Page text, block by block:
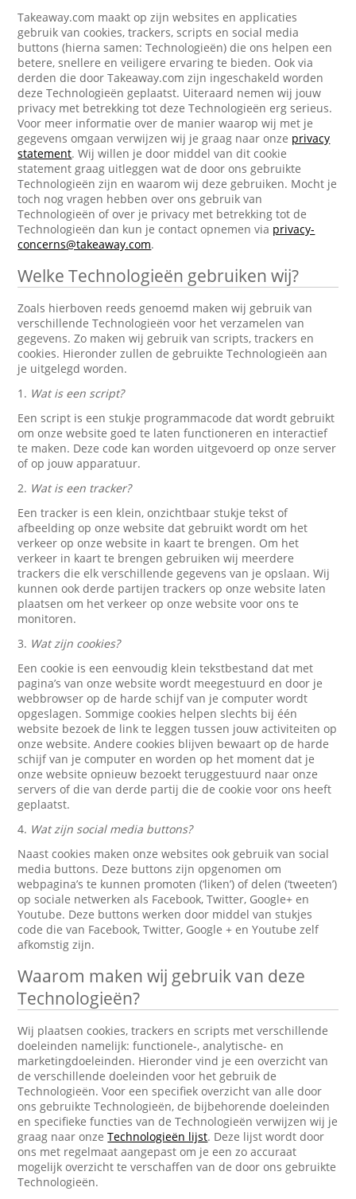
Takeaway.com maakt op zijn websites en applicaties
gebruik van cookies, trackers, scripts en social media
buttons (hierna samen: Technologieën) die ons helpen een
betere, snellere en veiligere ervaring te bieden. Ook via
derden die door Takeaway.com zijn ingeschakeld worden
deze Technologieën geplaatst. Uiteraard nemen wij jouw
privacy met betrekking tot deze Technologieën erg serieus.
Voor meer informatie over de manier waarop wij met je
gegevens omgaan verwijzen wij je graag naar onze privacy
statement. Wij willen je door middel van dit cookie
statement graag uitleggen wat de door ons gebruikte
Technologieën zijn en waarom wij deze gebruiken. Mocht je
toch nog vragen hebben over ons gebruik van
Technologieën of over je privacy met betrekking tot de
Technologieën dan kun je contact opnemen via privacy-
concerns@takeaway.com.
Welke Technologieën gebruiken wij?
Zoals hierboven reeds genoemd maken wij gebruik van
verschillende Technologieën voor het verzamelen van
gegevens. Zo maken wij gebruik van scripts, trackers en
cookies. Hieronder zullen de gebruikte Technologieën aan
je uitgelegd worden.
1. Wat is een script?
Een script is een stukje programmacode dat wordt gebruikt
om onze website goed te laten functioneren en interactief
te maken. Deze code kan worden uitgevoerd op onze server
of op jouw apparatuur.
2. Wat is een tracker?
Een tracker is een klein, onzichtbaar stukje tekst of
afbeelding op onze website dat gebruikt wordt om het
verkeer op onze website in kaart te brengen. Om het
verkeer in kaart te brengen gebruiken wij meerdere
trackers die elk verschillende gegevens van je opslaan. Wij
kunnen ook derde partijen trackers op onze website laten
plaatsen om het verkeer op onze website voor ons te
monitoren.
3. Wat zijn cookies?
Een cookie is een eenvoudig klein tekstbestand dat met
pagina’s van onze website wordt meegestuurd en door je
webbrowser op de harde schijf van je computer wordt
opgeslagen. Sommige cookies helpen slechts bij één
website bezoek de link te leggen tussen jouw activiteiten op
onze website. Andere cookies blijven bewaart op de harde
schijf van je computer en worden op het moment dat je
onze website opnieuw bezoekt teruggestuurd naar onze
servers of die van derde partij die de cookie voor ons heeft
geplaatst.
4. Wat zijn social media buttons?
Naast cookies maken onze websites ook gebruik van social
media buttons. Deze buttons zijn opgenomen om
webpagina’s te kunnen promoten (‘liken’) of delen (‘tweeten’)
op sociale netwerken als Facebook, Twitter, Google+ en
Youtube. Deze buttons werken door middel van stukjes
code die van Facebook, Twitter, Google + en Youtube zelf
afkomstig zijn.
Waarom maken wij gebruik van deze
Technologieën?
Wij plaatsen cookies, trackers en scripts met verschillende
doeleinden namelijk: functionele-, analytische- en
marketingdoeleinden. Hieronder vind je een overzicht van
de verschillende doeleinden voor het gebruik de
Technologieën. Voor een specifiek overzicht van alle door
ons gebruikte Technologieën, de bijbehorende doeleinden
en specifieke functies van de Technologieën verwijzen wij je
graag naar onzeTechnologieën lijst. Deze lijst wordt door
ons met regelmaat aangepast om je een zo accuraat
mogelijk overzicht te verschaffen van de door ons gebruikte
Technologieën.